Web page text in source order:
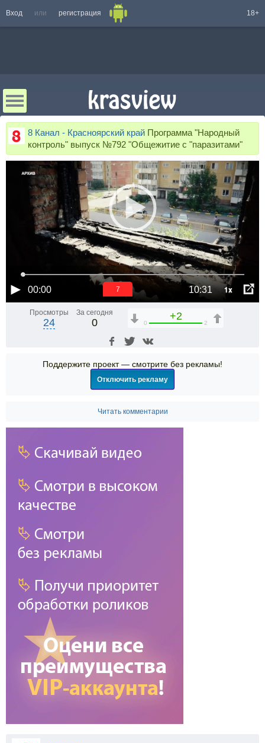
Вход или регистрация 18+
8 Канал - Красноярский край Программа "Народный
контроль" выпуск №792 "Общежитие с "паразитами"
00:00 10:31 1x
6
Просмотры
24
За сегодня
0
+2
0 2
Поддержите проект — смотрите без рекламы!
Отключить рекламу
Читать комментарии